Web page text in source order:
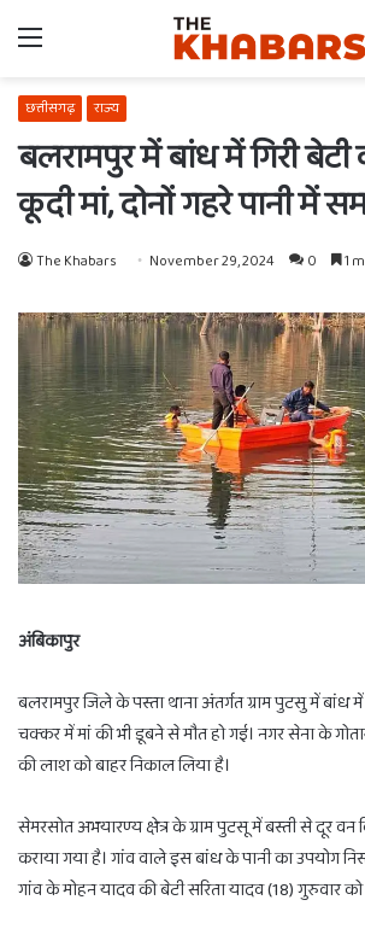
Menu
छत्तीसगढ़ राज्य
बलरामपुर में बांध में गिरी
कूदी मां, दोनों गहरे पानी में
The Khabars November 29, 2024 0 1
अंबिकापुर
बलरामपुर जिले के पस्ता थाना अंतर्गत ग्राम पुटसु में बांध
चक्कर में मां की भी डूबने से मौत हो गई। नगर सेना के
की लाश को बाहर निकाल लिया है।
सेमरसोत अभयारण्य क्षेत्र के ग्राम पुटसू में बस्ती से दूर वन
कराया गया है। गांव वाले इस बांध के पानी का उपयोग
गांव के मोहन यादव की बेटी सरिता यादव (18) गुरुवार